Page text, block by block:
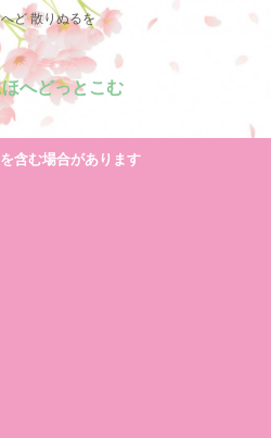
ど 散りぬるを
へどっとこむ
含む場合があります